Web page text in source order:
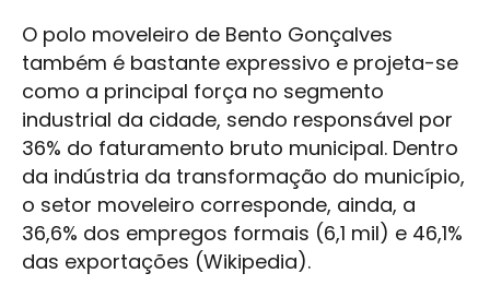
O polo moveleiro de Bento Gonçalves
também é bastante expressivo e projeta-se
como a principal força no segmento
industrial da cidade, sendo responsável por
36% do faturamento bruto municipal. Dentro
da indústria da transformação do município,
o setor moveleiro corresponde, ainda, a
36,6% dos empregos formais (6,1 mil) e 46,1%
das exportações (Wikipedia).